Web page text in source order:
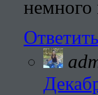
немного
Ответить